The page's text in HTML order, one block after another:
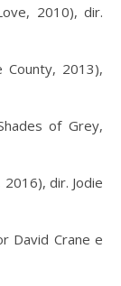
2010), dir.
County, 2013),
of Grey,
dir. Jodie
David Crane e